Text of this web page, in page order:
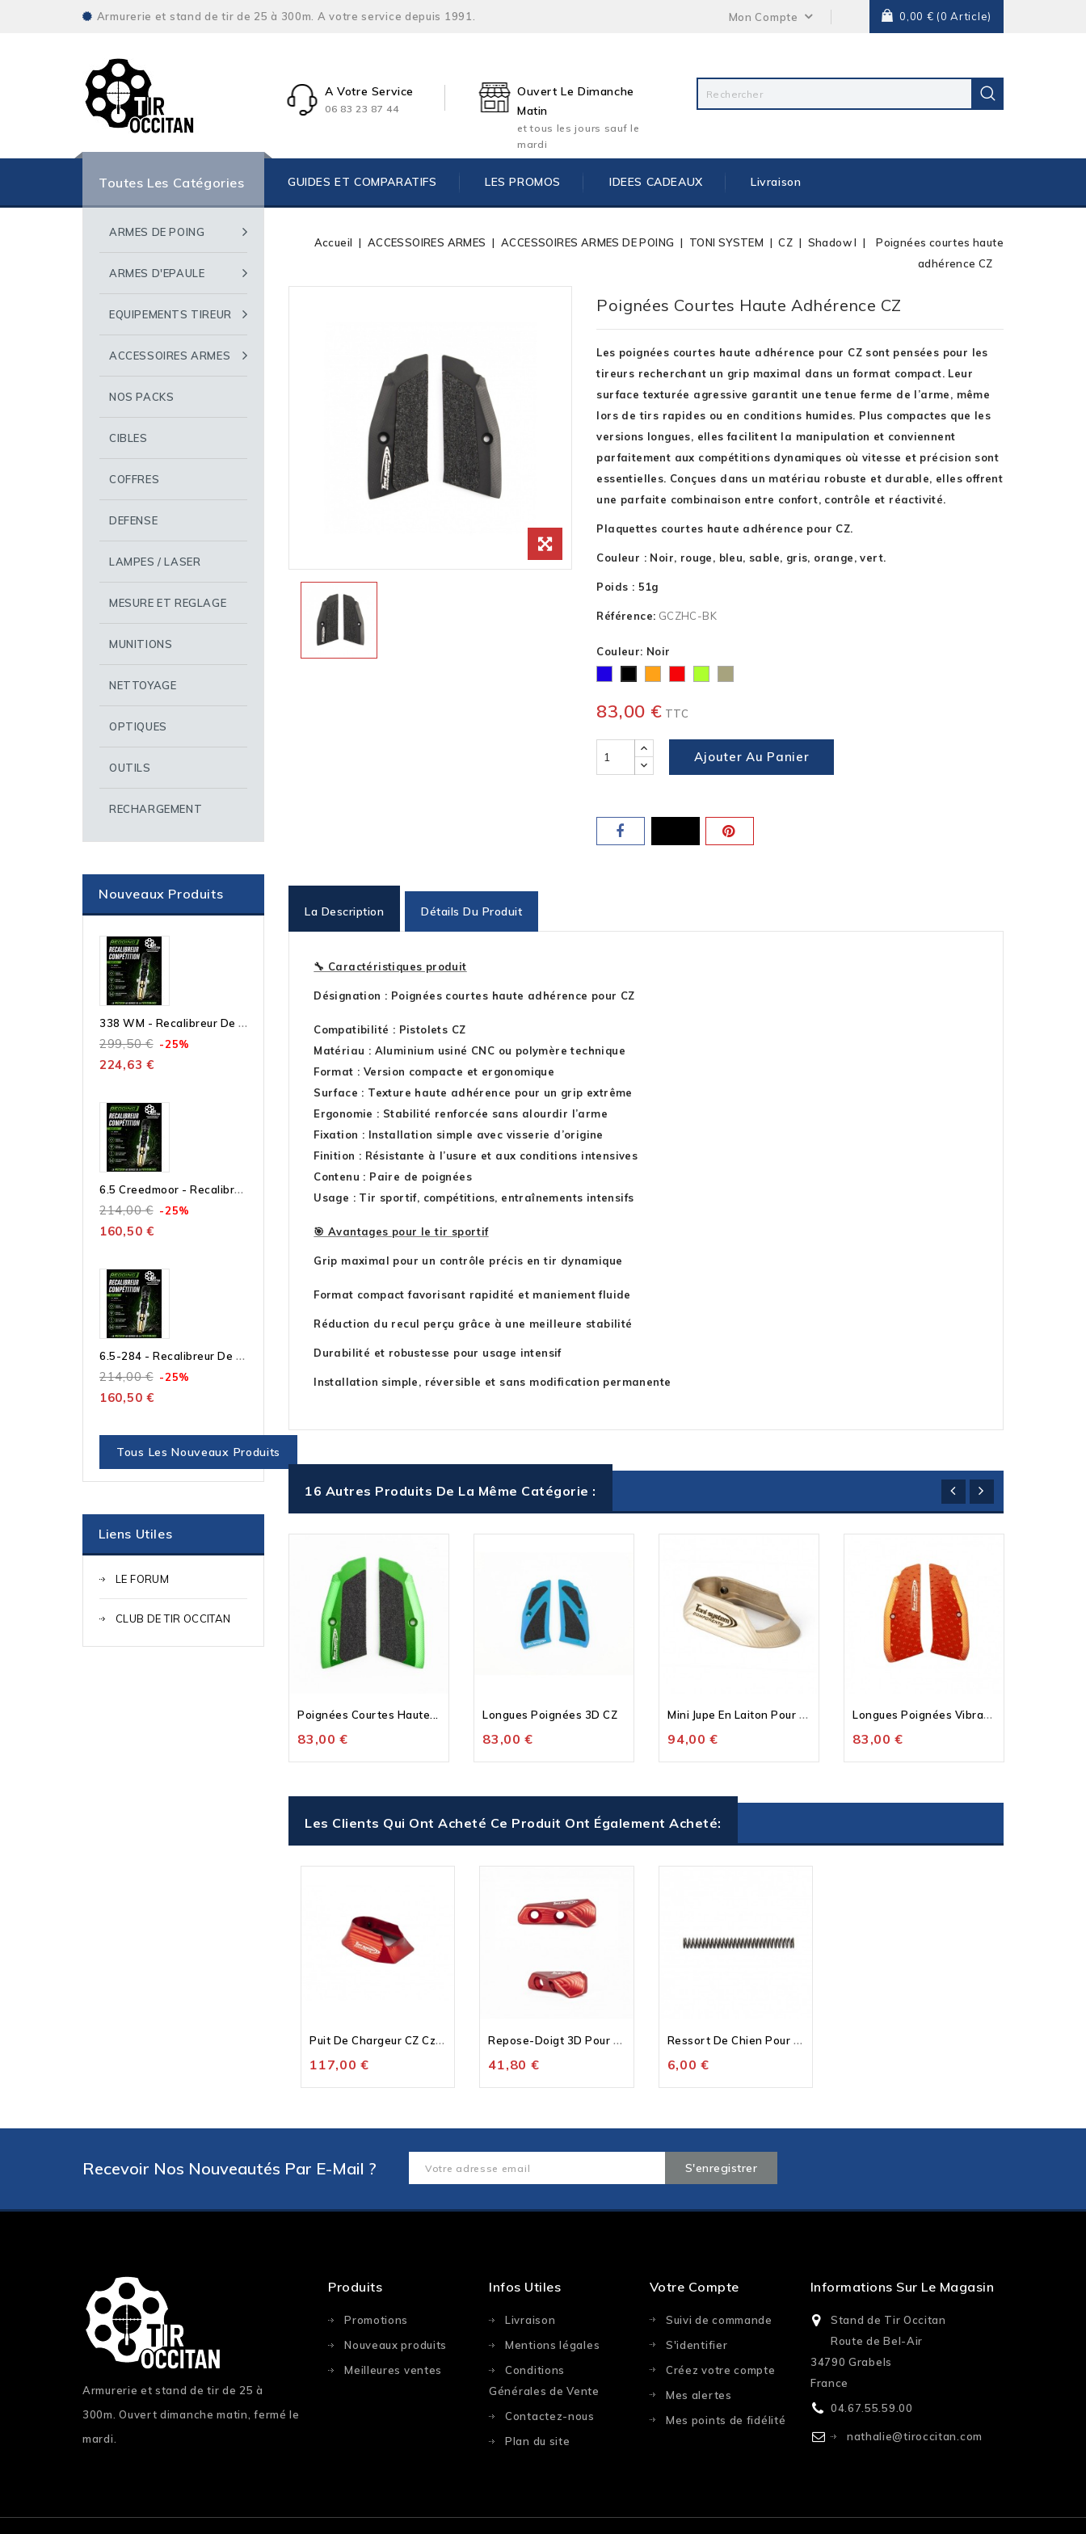
Armurerie et stand de tir de 25 à 300m. A votre service depuis 1991. Mon Compte 0,00 € (0 Article)
A Votre Service
06 83 23 87 44
Ouvert Le Dimanche
Matin
et tous les jours sauf le
mardi
GUIDES ET COMPARATIFS LES PROMOS IDEES CADEAUX Livraison
Toutes Les Catégories
ARMES DE POING
ARMES D'EPAULE
EQUIPEMENTS TIREUR
ACCESSOIRES ARMES
NOS PACKS
CIBLES
COFFRES
DEFENSE
LAMPES / LASER
MESURE ET REGLAGE
MUNITIONS
NETTOYAGE
OPTIQUES
OUTILS
RECHARGEMENT
Nouveaux Produits
3
38 WM - Recalibreur De Collet Compétition – Outil Seul À Bushing Micrométrique
299,50 € -25%
224,63 €
6
.5 Creedmoor - Recalibreur De Collet Compétition – Outil Seul À Bushing Micrométrique
214,00 € -25%
160,50 €
6
.5-284 - Recalibreur De Collet Compétition – Outil Seul À Bushing Micrométrique
214,00 € -25%
160,50 €
Tous Les Nouveaux Produits
Liens Utiles
LE FORUM
CLUB DE TIR OCCITAN
Accueil ACCESSOIRES ARMES ACCESSOIRES ARMES DE POING TONI SYSTEM CZ Shadow I
Poignées courtes haute
adhérence CZ
Poignées Courtes Haute Adhérence CZ
Les poignées courtes haute adhérence pour CZ sont pensées pour les
tireurs recherchant un grip maximal dans un format compact. Leur
surface texturée agressive garantit une tenue ferme de l’arme, même
lors de tirs rapides ou en conditions humides. Plus compactes que les
versions longues, elles facilitent la manipulation et conviennent
parfaitement aux compétitions dynamiques où vitesse et précision sont
essentielles. Conçues dans un matériau robuste et durable, elles offrent
une parfaite combinaison entre confort, contrôle et réactivité.
Plaquettes courtes haute adhérence pour CZ.
Couleur : Noir, rouge, bleu, sable, gris, orange, vert.
Poids : 51g
Référence: GCZHC-BK
Couleur: Noir
83,00 € TTC
Ajouter Au Panier
La Description Détails Du Produit
🔧 Caractéristiques produit
Désignation : Poignées courtes haute adhérence pour CZ
Compatibilité : Pistolets CZ
Matériau : Aluminium usiné CNC ou polymère technique
Format : Version compacte et ergonomique
Surface : Texture haute adhérence pour un grip extrême
Ergonomie : Stabilité renforcée sans alourdir l’arme
Fixation : Installation simple avec visserie d’origine
Finition : Résistante à l’usure et aux conditions intensives
Contenu : Paire de poignées
Usage : Tir sportif, compétitions, entraînements intensifs
🎯 Avantages pour le tir sportif
Grip maximal pour un contrôle précis en tir dynamique
Format compact favorisant rapidité et maniement fluide
Réduction du recul perçu grâce à une meilleure stabilité
Durabilité et robustesse pour usage intensif
Installation simple, réversible et sans modification permanente
16 Autres Produits De La Même Catégorie :
Poignées Courtes Haute...
83,00 €
Longues Poignées 3D CZ
83,00 €
M
Ini Jupe En Laiton Pour CZ...
94,00 €
L
Ongues Poignées Vibram CZ
83,00 €
Les Clients Qui Ont Acheté Ce Produit Ont Également Acheté:
P
Uit De Chargeur CZ Czechmate
117,00 €
R
Epose-Doigt 3D Pour Tireur...
41,80 €
R
Essort De Chien Pour CZ
6,00 €
Recevoir Nos Nouveautés Par E-Mail ?
Armurerie et stand de tir de 25 à
300m. Ouvert dimanche matin, fermé le
mardi.
Produits
Promotions
Nouveaux produits
Meilleures ventes
Infos Utiles
Livraison
Mentions légales
Conditions
Générales de Vente
Contactez-nous
Plan du site
Votre Compte
Suivi de commande
S'identifier
Créez votre compte
Mes alertes
Mes points de fidélité
Informations Sur Le Magasin
Stand de Tir Occitan
Route de Bel-Air
34790 Grabels
France
04.67.55.59.00
nathalie@tiroccitan.com